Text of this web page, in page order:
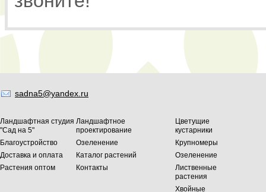
sadna5@yandex.ru
Ландшафтная студия
"Сад на 5"
Ландшафтное
проектирование
Благоустройство
Озеленение
Доставка и оплата
Каталог растений
Растения оптом
Контакты
Цветущие
кустарники
Крупномеры
Озеленение
Лиственные
растения
Хвойные